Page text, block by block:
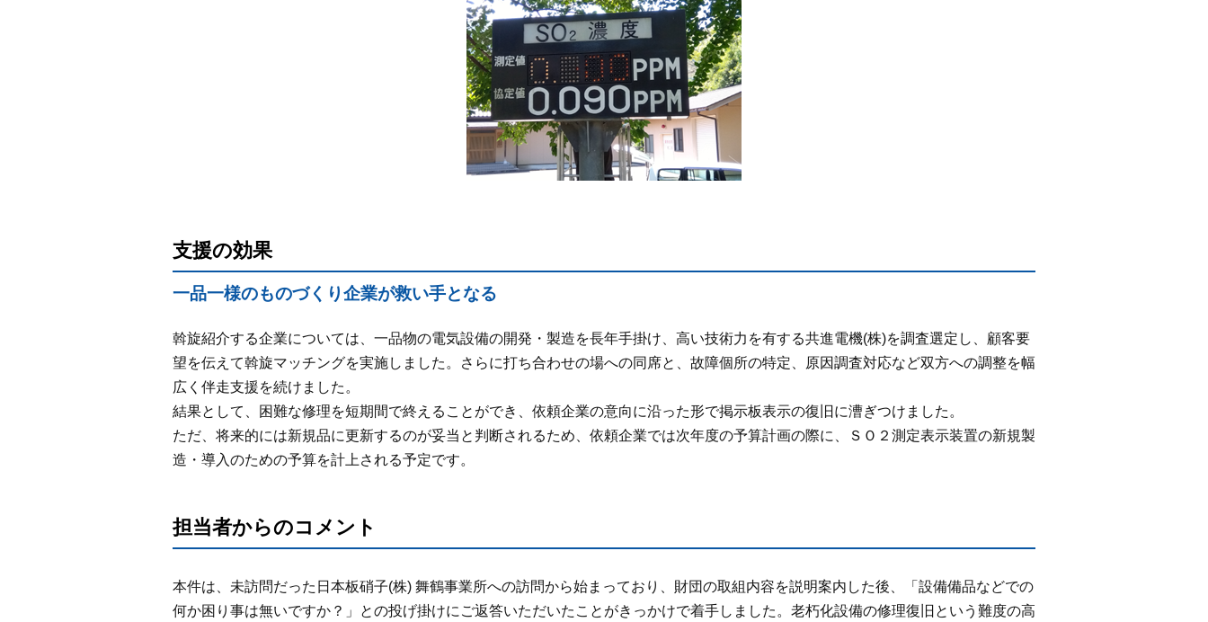
支援の効果
一品一様のものづくり企業が救い手となる
斡旋紹介する企業については、一品物の電気設備の開発・製造を長年手掛け、高い技術力を有する共進電機(株)を調査選定し、顧客要
望を伝えて斡旋マッチングを実施しました。さらに打ち合わせの場への同席と、故障個所の特定、原因調査対応など双方への調整を幅
広く伴走支援を続けました。
結果として、困難な修理を短期間で終えることができ、依頼企業の意向に沿った形で掲示板表示の復旧に漕ぎつけました。
ただ、将来的には新規品に更新するのが妥当と判断されるため、依頼企業では次年度の予算計画の際に、ＳＯ２測定表示装置の新規製
造・導入のための予算を計上される予定です。
担当者からのコメント
本件は、未訪問だった日本板硝子(株) 舞鶴事業所への訪問から始まっており、財団の取組内容を説明案内した後、「設備備品などでの
何か困り事は無いですか？」との投げ掛けにご返答いただいたことがきっかけで着手しました。老朽化設備の修理復旧という難度の高